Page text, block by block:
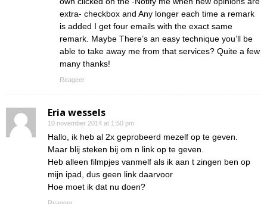
extra- checkbox and Any longer each time a remark
is added I get four emails with the exact same
remark. Maybe There’s an easy technique you’ll be
able to take away me from that services? Quite a few
many thanks!
Reageer
Eria wessels
10 november 2014 at 1:50 pm
Hallo, ik heb al 2x geprobeerd mezelf op te geven.
Maar blij steken bij om n link op te geven.
Heb alleen filmpjes vanmelf als ik aan t zingen ben op
mijn ipad, dus geen link daarvoor
Hoe moet ik dat nu doen?